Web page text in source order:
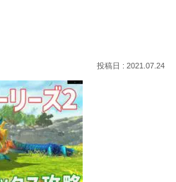
2021.07.24